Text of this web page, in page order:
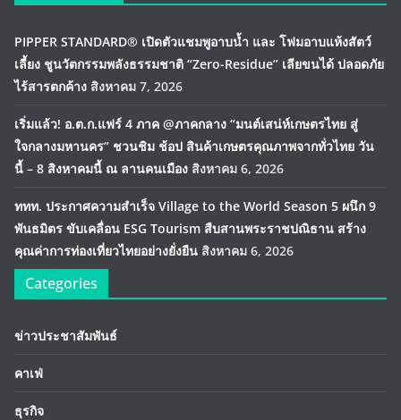
PIPPER STANDARD® เปิดตัวแชมพูอาบน้ำ และ โฟมอาบแห้งสัตว์
เลี้ยง ชูนวัตกรรมพลังธรรมชาติ “Zero-Residue” เลียขนได้ ปลอดภัย
ไร้สารตกค้าง สิงหาคม 7, 2026
เริ่มแล้ว! อ.ต.ก.แฟร์ 4 ภาค @ภาคกลาง “มนต์เสน่ห์เกษตรไทย สู่
ใจกลางมหานคร” ชวนชิม ช้อป สินค้าเกษตรคุณภาพจากทั่วไทย วัน
นี้ – 8 สิงหาคมนี้ ณ ลานคนเมือง สิงหาคม 6, 2026
ททท. ประกาศความสำเร็จ Village to the World Season 5 ผนึก 9
พันธมิตร ขับเคลื่อน ESG Tourism สืบสานพระราชปณิธาน สร้าง
คุณค่าการท่องเที่ยวไทยอย่างยั่งยืน สิงหาคม 6, 2026
Categories
ข่าวประชาสัมพันธ์
คาเฟ่
ธุรกิจ